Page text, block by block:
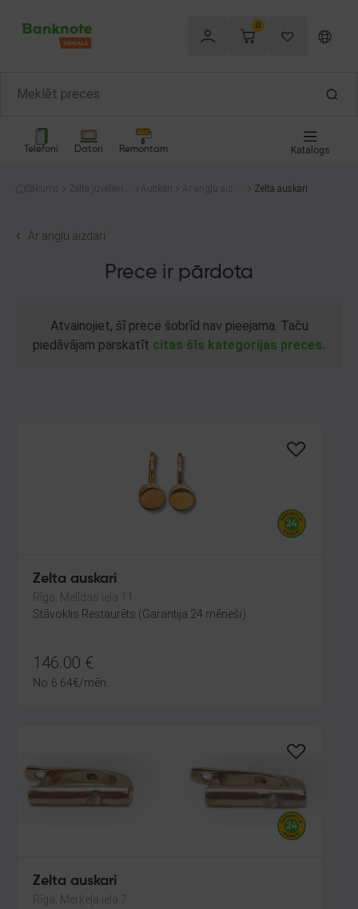
0
Telefoni Datori Remontam Katalogs
Sākums
Zelta juvelierizs
Auskari
Ar angļu aizda
Zelta auskari
Ar angļu aizdari
Prece ir pārdota
Atvainojiet, šī prece šobrīd nav pieejama. Taču
piedāvājam parskatīt citas šīs kategorijas preces.
Zelta auskari
Rīga, Melīdas iela 11
Stāvoklis Restaurēts (Garantija 24 mēneši)
146.00 €
No 6.64€/mēn.
Zelta auskari
Rīga, Merķeļa iela 7